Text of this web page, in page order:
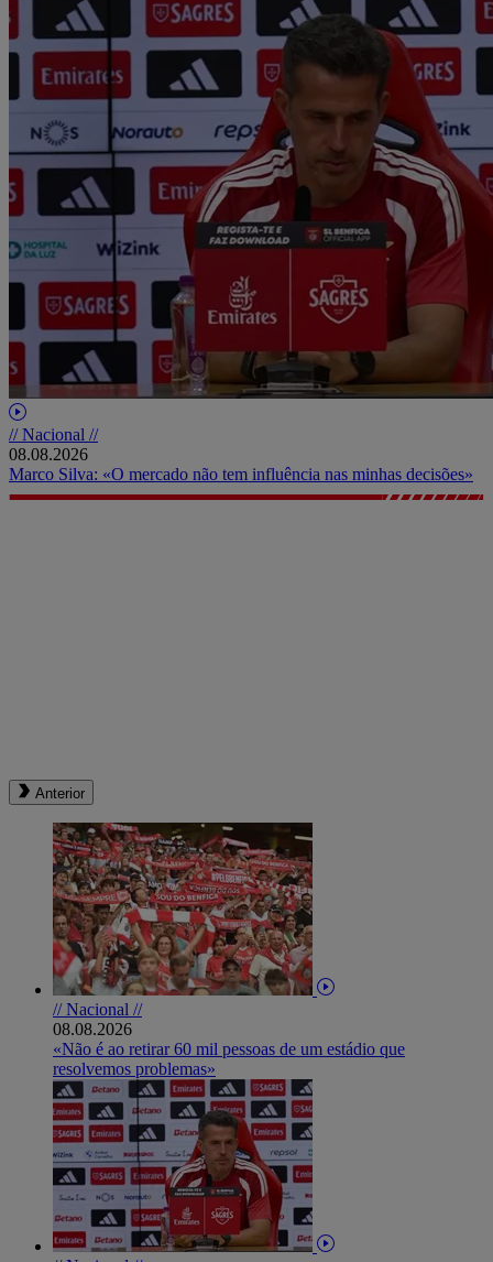
// Nacional //
08.08.2026
Marco Silva: «O mercado não tem influência nas minhas decisões»
Anterior
// Nacional //
08.08.2026
«Não é ao retirar 60 mil pessoas de um estádio que
resolvemos problemas»